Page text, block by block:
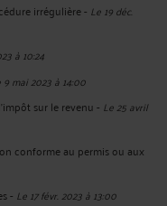
irrégulière- Le 19 déc.
à 10:24
9 mai 2023 à 14:00
sur le revenu- Le 25 avril
conforme au permis ou aux
- Le 17 févr. 2023 à 13:00